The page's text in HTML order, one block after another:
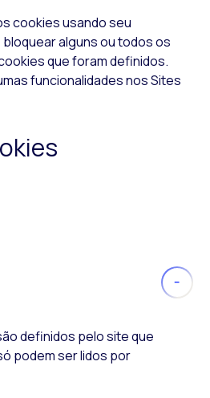
cookiesusando seu
alguns ou todos os
que foram definidos.
funcionalidades nos Sites
definidos pelo site que
podem ser lidos por